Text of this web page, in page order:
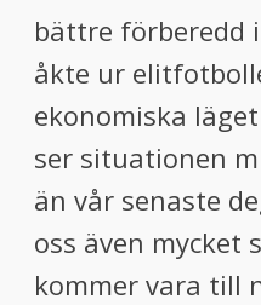
bättre förberedd
åkte ur
ekonomiska
ser situationen
än vår senaste
oss även mycket
kommer vara till